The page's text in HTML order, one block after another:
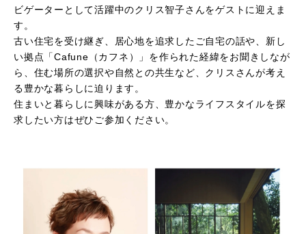
ビゲーターとして活躍中のクリス智子さんをゲストに迎えま
す。
古い住宅を受け継ぎ、居心地を追求したご自宅の話や、新し
い拠点「Cafune（カフネ）」を作られた経緯をお聞きしなが
ら、住む場所の選択や自然との共生など、クリスさんが考え
る豊かな暮らしに迫ります。
住まいと暮らしに興味がある方、豊かなライフスタイルを探
求したい方はぜひご参加ください。